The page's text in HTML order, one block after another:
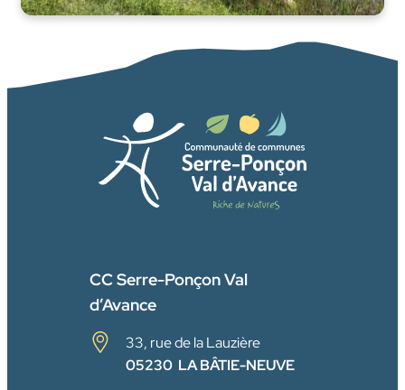
CC Serre-Ponçon Val
d’Avance
33, rue de la Lauzière
05230 LA BÂTIE-NEUVE